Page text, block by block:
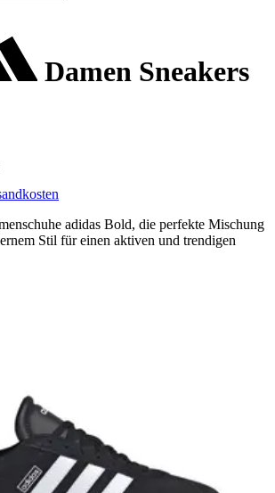
Damen Sneakers
adidas Bold, die perfekte Mischung
Stil für einen aktiven und trendigen